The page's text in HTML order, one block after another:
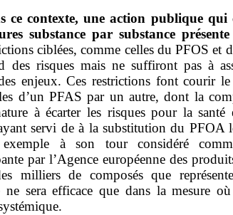
ce contexte, une action publique qui
substance par substance
ciblées, comme celles du PFOS et
des risques mais ne suffiront pas à
enjeux. Ces restrictions font courir
d’un PFAS par un autre, dont la
à écarter les risques pour la santé
servi de à la substitution du PFOA
à son tour considéré
par l’Agence européenne des
milliers de composés que
ne sera efficace que dans la mesure